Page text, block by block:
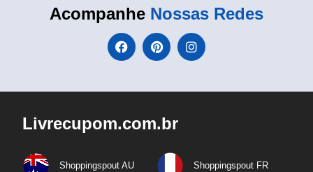
Acompanhe Nossas Redes
Livrecupom.com.br
Shoppingspout AU Shoppingspout FR